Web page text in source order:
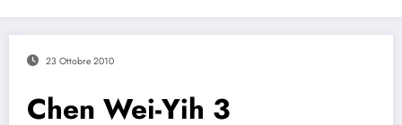
23 Ottobre 2010
Chen Wei-Yih 3